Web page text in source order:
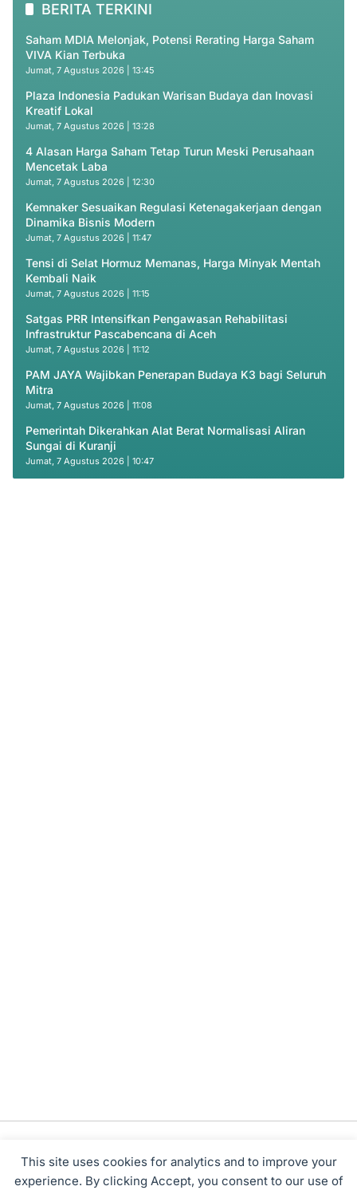
This site uses cookies for analytics and to improve your
experience. By clicking Accept, you consent to our use of
BERITA TERKINI
Saham MDIA Melonjak, Potensi Rerating Harga Saham
VIVA Kian Terbuka
Jumat, 7 Agustus 2026 | 13:45
Plaza Indonesia Padukan Warisan Budaya dan Inovasi
Kreatif Lokal
Jumat, 7 Agustus 2026 | 13:28
4 Alasan Harga Saham Tetap Turun Meski Perusahaan
Mencetak Laba
Jumat, 7 Agustus 2026 | 12:30
Kemnaker Sesuaikan Regulasi Ketenagakerjaan dengan
Dinamika Bisnis Modern
Jumat, 7 Agustus 2026 | 11:47
Tensi di Selat Hormuz Memanas, Harga Minyak Mentah
Kembali Naik
Jumat, 7 Agustus 2026 | 11:15
Satgas PRR Intensifkan Pengawasan Rehabilitasi
Infrastruktur Pascabencana di Aceh
Jumat, 7 Agustus 2026 | 11:12
PAM JAYA Wajibkan Penerapan Budaya K3 bagi Seluruh
Mitra
Jumat, 7 Agustus 2026 | 11:08
Pemerintah Dikerahkan Alat Berat Normalisasi Aliran
Sungai di Kuranji
Jumat, 7 Agustus 2026 | 10:47